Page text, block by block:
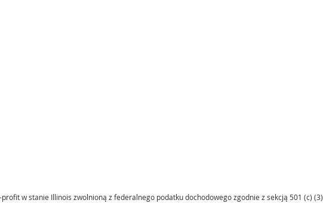
w stanie Illinois zwolnioną z federalnego podatku dochodowego zgodnie z sekcją 501 (c) (3)